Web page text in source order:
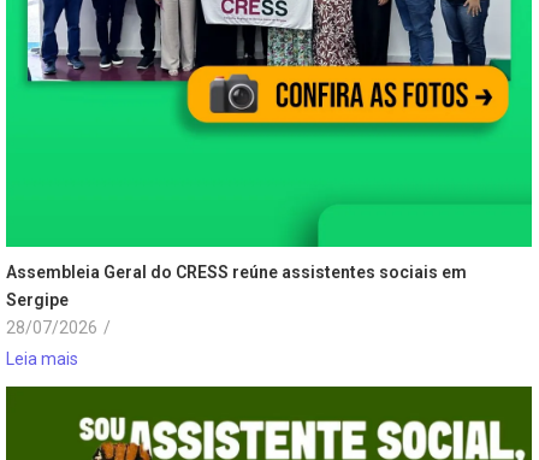
Assembleia Geral do CRESS reúne assistentes sociais em
Sergipe
28/07/2026 /
Leia mais